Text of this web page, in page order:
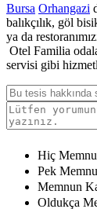
Bursa Orhangazi
balıkçılık, göl
ya da
Otel Familia
servisi gibi
Hiç
Pek
Memnun
Oldukça